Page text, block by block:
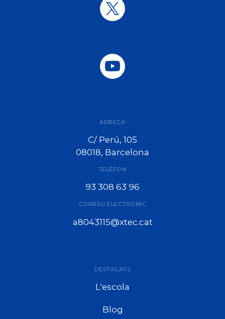
ADREÇA
C/ Perú, 105
08018, Barcelona
TELÈFON
93 308 63 96
CORREU ELECTRÒNIC
a8043115@xtec.cat
DESTACATS
L'escola
Blog